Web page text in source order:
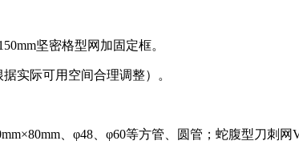
坚密格型网加固定框。
实际可用空间合理调整）。
、φ48、φ60等方管、圆管；蛇腹型刀刺网